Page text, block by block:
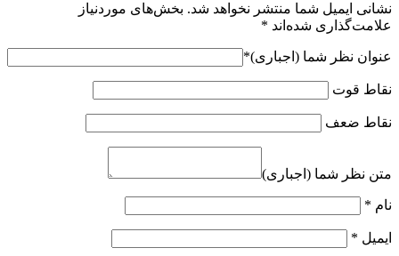
نشانی ایمیل شما منتشر نخواهد شد. بخش‌های موردنیاز
علامت‌گذاری شده‌اند *
عنوان نظر شما (اجباری)*
نقاط قوت
نقاط ضعف
متن نظر شما (اجباری)
نام *
ایمیل *